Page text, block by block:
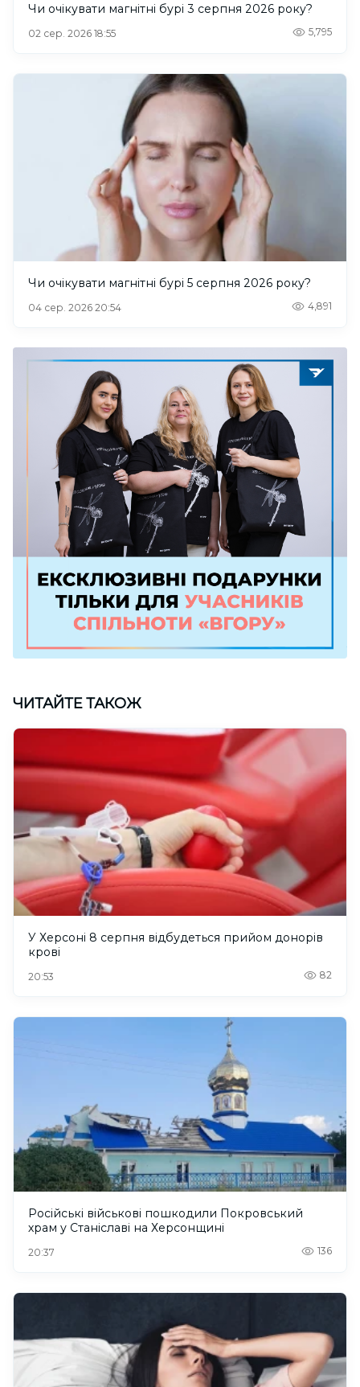
Чи очікувати магнітні бурі 3 серпня 2026 року?
02 сер. 2026 18:55 5,795
Чи очікувати магнітні бурі 5 серпня 2026 року?
04 сер. 2026 20:54 4,891
ЧИТАЙТЕ ТАКОЖ
У Херсоні 8 серпня відбудеться прийом донорів
крові
20:53 82
Російські військові пошкодили Покровський
храм у Станіславі на Херсонщині
20:37 136